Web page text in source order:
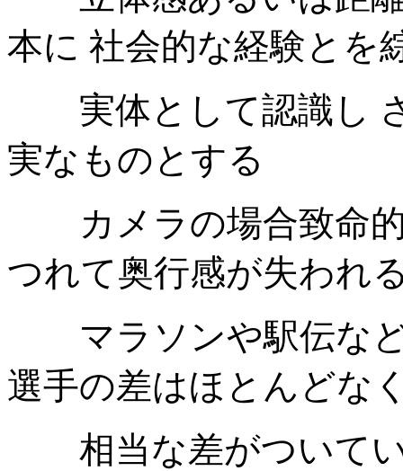
本に 社会的な経験とを
実体として認識し
実なものとする
カメラの場合致命的
つれて奥行感が失われ
マラソンや駅伝など
選手の差はほとんどな
相当な差がついてい